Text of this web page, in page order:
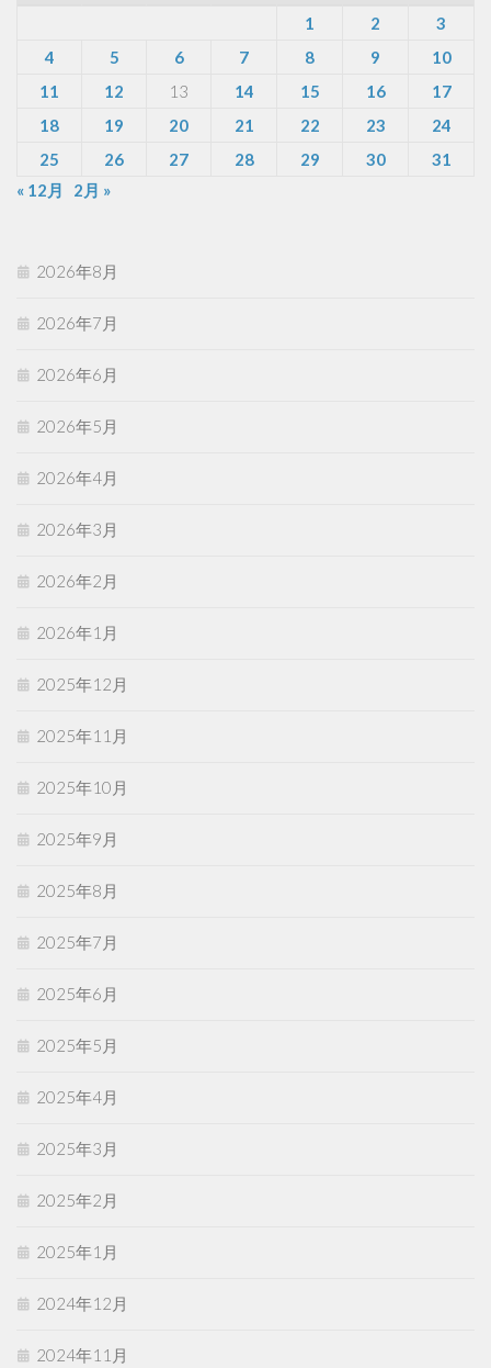
1
2
3
4
5 6 7 8 9
10
11
12 13 14 15 16
17
18
19 20 21 22 23
24
25
26 27 28 29 30
31
« 12月
2月 »
2026年8月
2026年7月
2026年6月
2026年5月
2026年4月
2026年3月
2026年2月
2026年1月
2025年12月
2025年11月
2025年10月
2025年9月
2025年8月
2025年7月
2025年6月
2025年5月
2025年4月
2025年3月
2025年2月
2025年1月
2024年12月
2024年11月